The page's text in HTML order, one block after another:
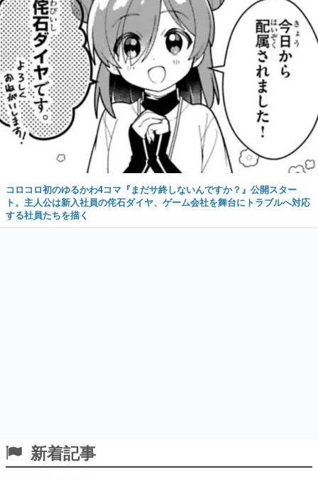
コロコロ初のゆるかわ4コマ『まだサ終しないんですか？』公開スター
ト。主人公は新入社員の侘石ダイヤ、ゲーム会社を舞台にトラブルへ対応
する社員たちを描く
新着記事